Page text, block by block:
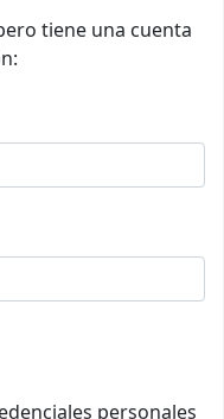
tiene una cuenta